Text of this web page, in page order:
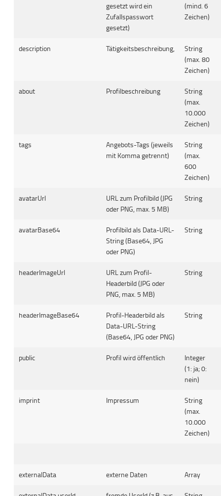
gesetzt wird ein
Zufallspasswort
gesetzt)
(mind. 6
Zeichen)
description Tätigkeitsbeschreibung,
String
(max. 80
Zeichen)
about Profilbeschreibung
String
(max.
10.000
Zeichen)
tags
Angebots-Tags (jeweils
mit Komma getrennt)
String
(max.
600
Zeichen)
avatarUrl
URL zum Profilbild (JPG
oder PNG, max. 5 MB)
String
avatarBase64
Profilbild als Data-URL-
String (Base64, JPG
oder PNG)
String
headerImageUrl
URL zum Profil-
Headerbild (JPG oder
PNG, max. 5 MB)
String
headerImageBase64
Profil-Headerbild als
Data-URL-String
(Base64, JPG oder PNG)
String
public Profil wird öffentlich
Integer
(1: ja; 0:
nein)
imprint Impressum
String
(max.
10.000
Zeichen)
externalData externe Daten Array